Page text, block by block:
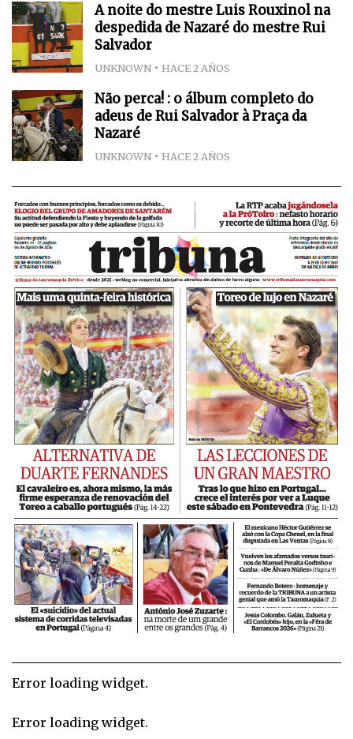
A noite do mestre Luis Rouxinol na
despedida de Nazaré do mestre Rui
Salvador
UNKNOWN HACE 2 AÑOS
Não perca! : o álbum completo do
adeus de Rui Salvador à Praça da
Nazaré
UNKNOWN HACE 2 AÑOS
Error loading widget.
Error loading widget.